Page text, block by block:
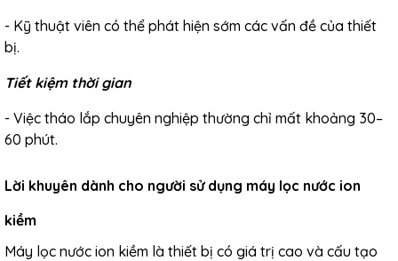
- Kỹ thuật viên có thể phát hiện sớm các vấn đề của thiết
bị.
Tiết kiệm thời gian
- Việc tháo lắp chuyên nghiệp thường chỉ mất khoảng 30–
60 phút.
Lời khuyên dành cho người sử dụng máy lọc nước ion
kiềm
Máy lọc nước ion kiềm là thiết bị có giá trị cao và cấu tạo